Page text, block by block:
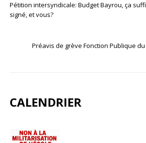
Pétition intersyndicale: Budget Bayrou, ça
signé, et vous?
Préavis de grève Fonction Publique
CALENDRIER